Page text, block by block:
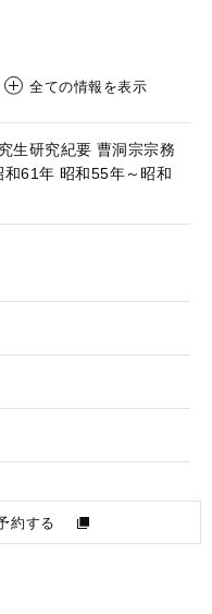
全ての情報を表示
生研究紀要 曹洞宗宗務
和61年 昭和55年～昭和
約する